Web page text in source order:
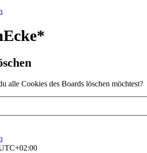
alle Cookies des Boards löschen möchtest?